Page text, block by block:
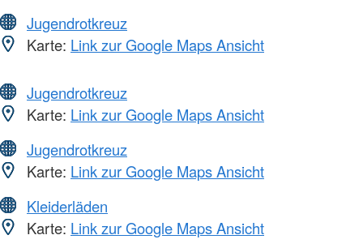
Jugendrotkreuz
Karte: Link zur Google Maps Ansicht
Jugendrotkreuz
Karte: Link zur Google Maps Ansicht
Jugendrotkreuz
Karte: Link zur Google Maps Ansicht
Kleiderläden
Karte: Link zur Google Maps Ansicht